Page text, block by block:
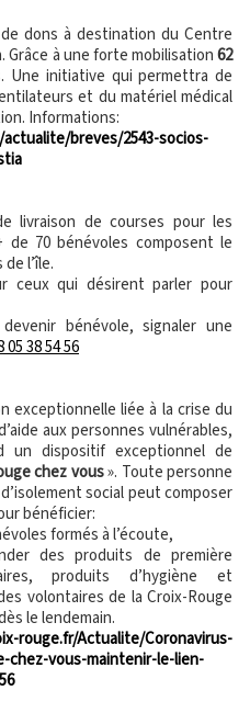
dons à destination du Centre
Grâce à une forte mobilisation62
initiative qui permettra de
et du matériel médical
Informations:
breves/2543-socios-
livraison de courses pour les
70 bénévoles composent le
l’île.
ceux qui désirent parler pour
bénévole, signaler une
05 38 54 56
exceptionnelle liée à la crise du
aux personnes vulnérables,
un dispositif exceptionnel de
chez vous». Toute personne
social peut composer
bénéficier:
formés à l’écoute,
des produits de première
produits d’hygiène et
volontaires de la Croix-Rouge
le lendemain.
rouge.fr/Actualite/Coronavirus-
chez-vous-maintenir-le-lien-